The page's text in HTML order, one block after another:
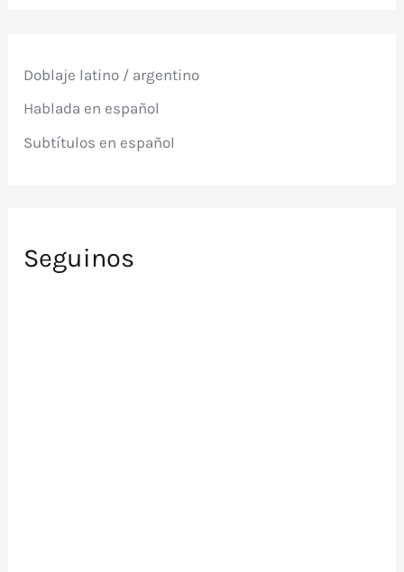
o
:
Doblaje latino / argentino
Hablada en español
Subtítulos en español
Seguinos